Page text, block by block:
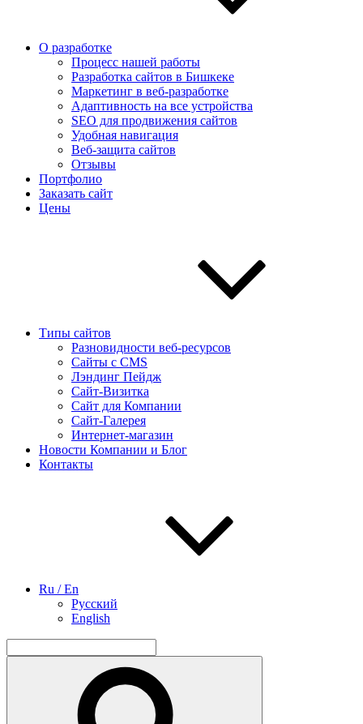
О разработке
Процесс нашей работы
Разработка сайтов в Бишкеке
Маркетинг в веб-разработке
Адаптивность на все устройства
SEO для продвижения сайтов
Удобная навигация
Веб-защита сайтов
Отзывы
Портфолио
Заказать сайт
Цены
Типы сайтов
Разновидности веб-ресурсов
Сайты с CMS
Лэндинг Пейдж
Сайт-Визитка
Сайт для Компании
Сайт-Галерея
Интернет-магазин
Новости Компании и Блог
Контакты
Ru / En
Русский
English